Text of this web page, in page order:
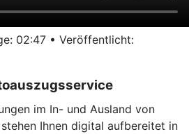
02:47 • Veröffentlicht:
im In- und Ausland von
Ihnen digital aufbereitet in